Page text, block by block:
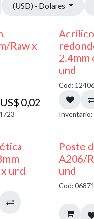
(USD) - Dolares
Raw x
US$ 0,02
2.4mm
und
Cod: 12406
Inventario:
und
Poste
A206/
und
Cod: 06871